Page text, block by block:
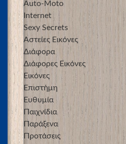
Auto-Moto
Internet
Sexy Secrets
Αστείες Εικόνες
Διάφορα
Διάφορες Εικόνες
Εικόνες
Επιστήμη
Ευθυμία
Παιχνίδια
Παράξενα
Προτάσεις